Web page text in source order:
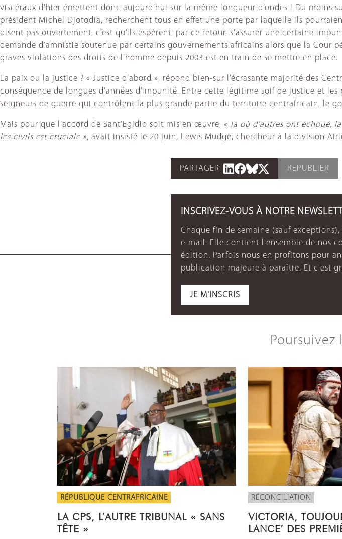
viscéraux d’hier émettent donc aujourd’hui sur la même longueur d’ondes ! Du moins
président Michel Djotodia, recherchent tous en effet une porte par laquelle ils
disent pas ouvertement, c’est qu’ils espèrent, par ce retour, s’assurer une certaine
demande d’amnistie soutenue par certains gouvernements africains alors que la
graves violations des droits de l’homme depuis 2003 est en train de se mettre en place.
La paix ou la justice ? « Justice d’abord », répond bien-sur l’écrasante majorité des
conséquence de longues d’années d’impunité. Entre cette légitime soif de justice et
seigneurs de guerre qui contrôlent la plus grande partie du territoire centrafricain, le
Mais pour que l’accord de Sant’Egidio soit mis en œuvre, « là où d’autres ont échoué,
les civils est cruciale », avait insisté le 20 juin, Lewis Mudge, chercheur à la division
PARTAGER REPUBLIER
INSCRIVEZ-VOUS À NOTRE
Chaque fin de semaine (sauf
e-mail. Elle contient l'ensemble de nos
édition. Parfois nous en profitons pour
publication majeure à paraître. Et c'est
JE M'INSCRIS
Poursuivez
RÉPUBLIQUE CENTRAFRICAINE
LA CPS, L’AUTRE TRIBUNAL « SANS
TÊTE »
RÉCONCILIATION
VICTORIA,
LANCE’ DES